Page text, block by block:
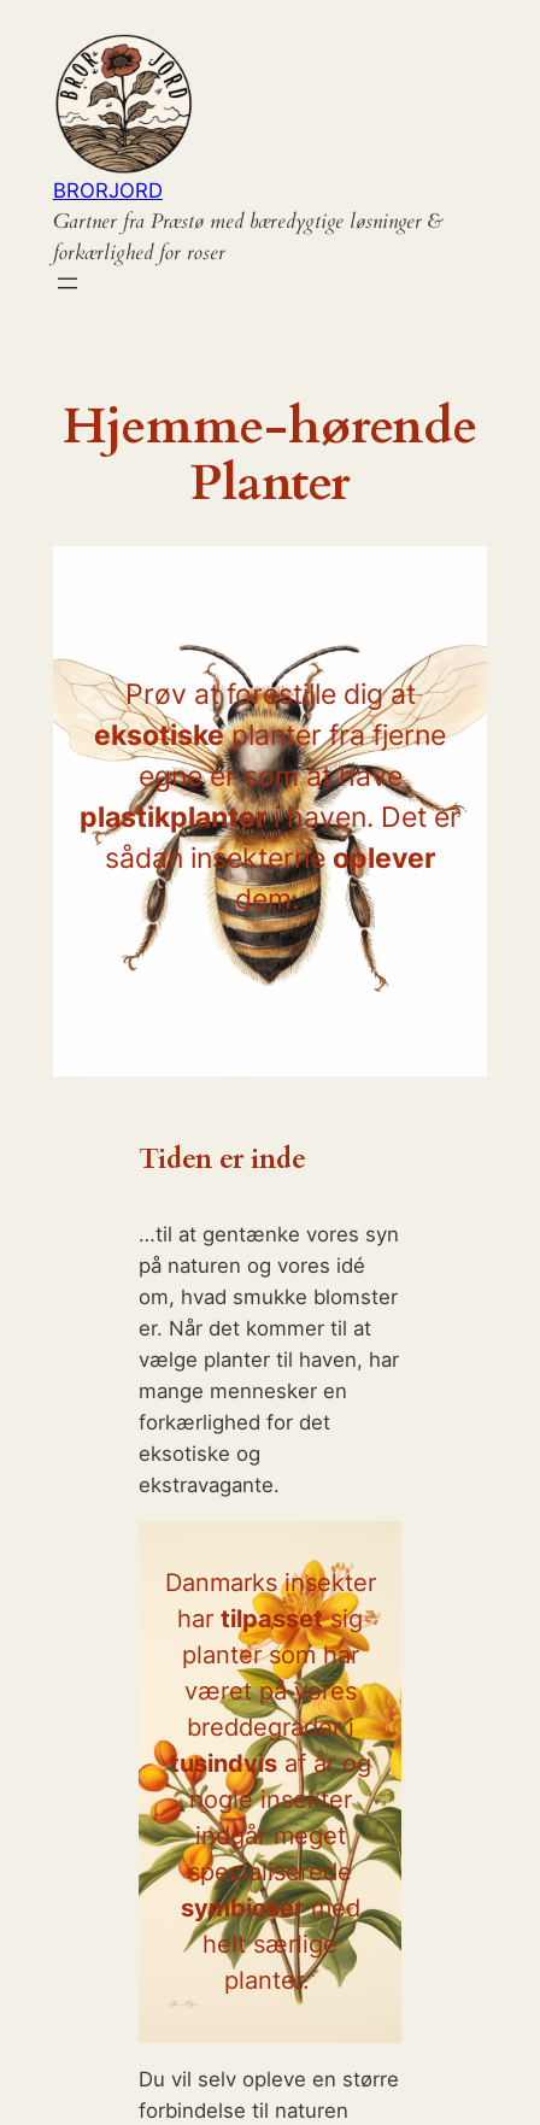
indhold
BRORJORD
Gartner fra Præstø med bæredygtige løsninger &
forkærlighed for roser
Hjemme-hørende
Planter
Prøv at forestille dig at
eksotiskeplanter fra fjerne
egne er som at have
plastikplanteri haven. Det er
sådan insekterneoplever
dem.
Tiden er inde
…til at gentænke vores syn
på naturen og vores idé
om, hvad smukke blomster
er. Når det kommer til at
vælge planter til haven, har
mange mennesker en
forkærlighed for det
eksotiske og
ekstravagante.
Danmarks insekter
har tilpassetsig
planter som har
været på vores
breddegrader i
tusindvisaf år og
nogle insekter
indgår meget
specialiserede
symbiosermed
helt særlige
planter.
Du vil selv opleve en større
forbindelse til naturen